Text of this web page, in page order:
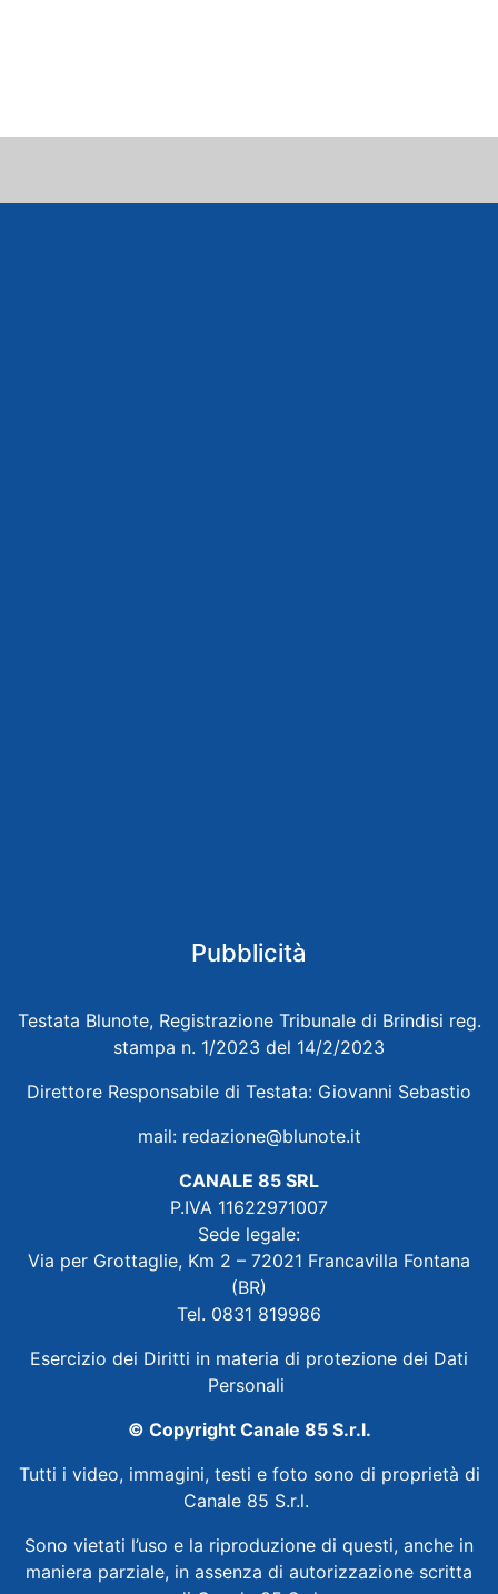
Pubblicità
Testata Blunote, Registrazione Tribunale di Brindisi reg.
stampa n. 1/2023 del 14/2/2023
Direttore Responsabile di Testata: Giovanni Sebastio
mail: redazione@blunote.it
CANALE 85 SRL
P.IVA 11622971007
Sede legale:
Via per Grottaglie, Km 2 – 72021 Francavilla Fontana
(BR)
Tel. 0831 819986
Esercizio dei Diritti in materia di protezione dei Dati
Personali
© Copyright Canale 85 S.r.l.
Tutti i video, immagini, testi e foto sono di proprietà di
Canale 85 S.r.l.
Sono vietati l’uso e la riproduzione di questi, anche in
maniera parziale, in assenza di autorizzazione scritta